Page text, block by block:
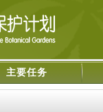
主要任务